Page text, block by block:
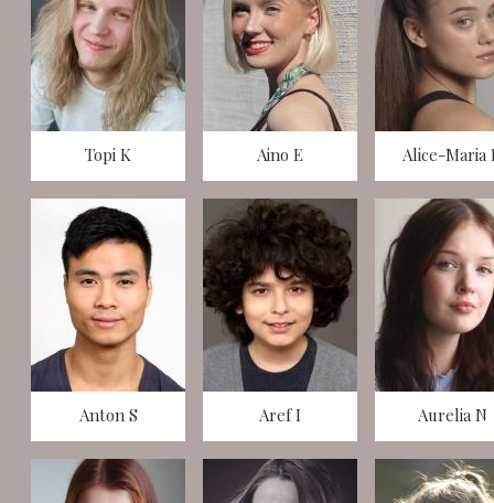
Topi K Aino E Alice-Maria
Anton S Aref I Aurelia N